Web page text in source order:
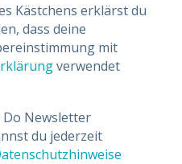
Kästchens erklärst du
dass deine
mit
verwendet
Do Newsletter
du jederzeit